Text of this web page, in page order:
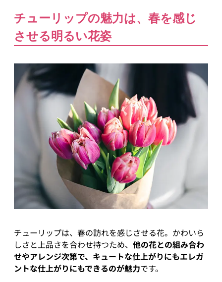
チューリップの魅力は、春を感じ
させる明るい花姿
チューリップは、春の訪れを感じさせる花。かわいら
しさと上品さを合わせ持つため、 他の花との組み合わ
せやアレンジ次第で、キュートな仕上がりにもエレガ
ントな仕上がりにもできるのが魅力です。